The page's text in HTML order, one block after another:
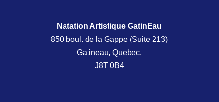
Natation Artistique GatinEau
850 boul. de la Gappe (Suite 213)
Gatineau, Quebec,
J8T 0B4